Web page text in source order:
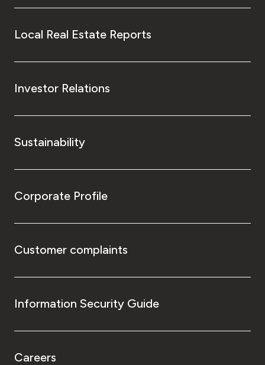
Local Real Estate Reports
Investor Relations
Sustainability
Corporate Profile
Customer complaints
Information Security Guide
Careers